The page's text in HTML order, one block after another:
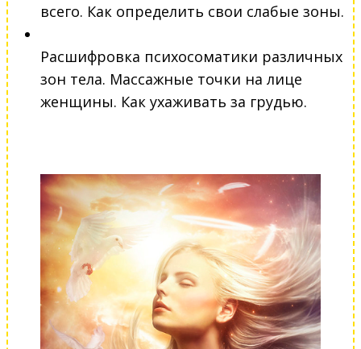
всего. Как определить свои слабые зоны.
Расшифровка психосоматики различных
зон тела. Массажные точки на лице
женщины. Как ухаживать за грудью.